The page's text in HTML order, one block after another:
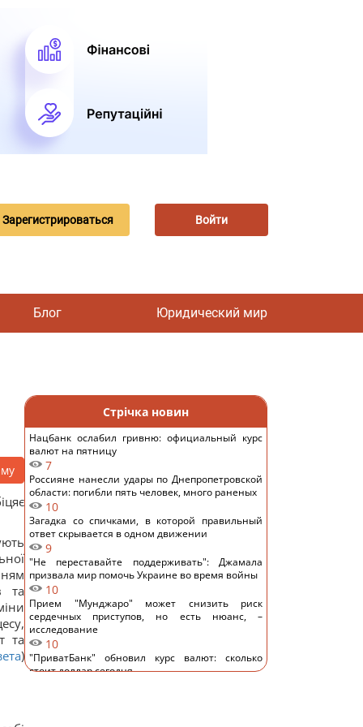
Зарегистрироваться Войти
Блог Юридический мир
та
та
)
Стрічка новин
Нацбанк ослабил гривню: официальный курс
валют на пятницу
7
Россияне нанесли удары по Днепропетровской
области: погибли пять человек, много раненых
10
Загадка со спичками, в которой правильный
ответ скрывается в одном движении
9
"Не переставайте поддерживать": Джамала
призвала мир помочь Украине во время войны
10
Прием "Мунджаро" может снизить риск
сердечных приступов, но есть нюанс, –
исследование
10
"ПриватБанк" обновил курс валют: сколько
стоит доллар сегодня